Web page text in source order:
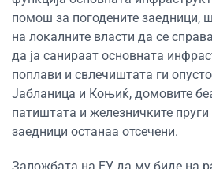
помош за погодените
на локалните власти да се
да ја санираат основната
поплави и свлечиштата ги
Јабланица и Коњиќ, домовите
патиштата и железничките
заедници останаа отсечени.